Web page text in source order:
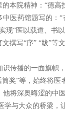
本院精神：“德
医药馆题写的：
现“医以载道、
撰写“序” “跋”等
传播的一面旗帜
奖”等，始终将
将深奥晦涩的
学与大众的桥梁